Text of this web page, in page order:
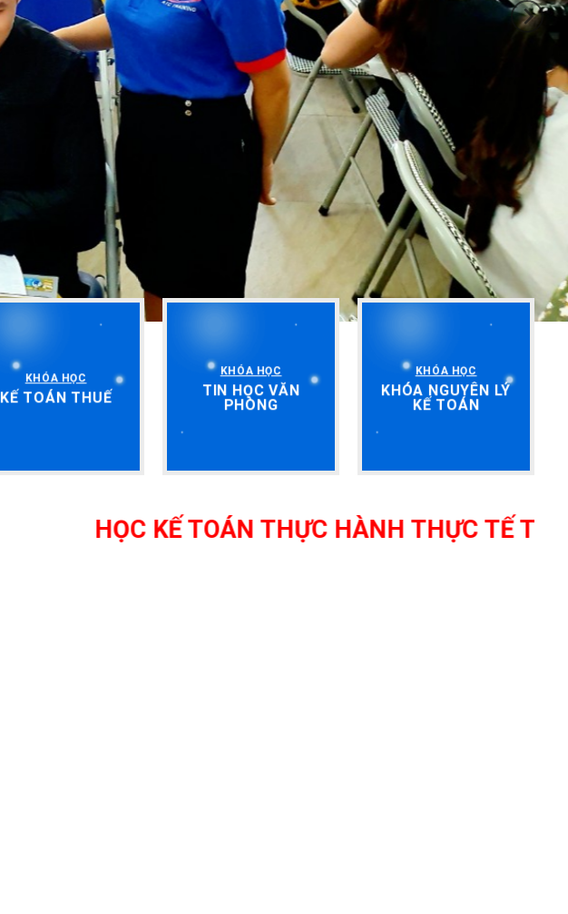
KHÓA HỌC
KẾ TOÁN THUẾ
KHÓA HỌC
TIN HỌC VĂN
PHÒNG
KHÓA HỌC
KHÓA NGUYÊN LÝ
KẾ TOÁN
HỌC KẾ TOÁN THỰC HÀNH THỰC TẾ TẠI